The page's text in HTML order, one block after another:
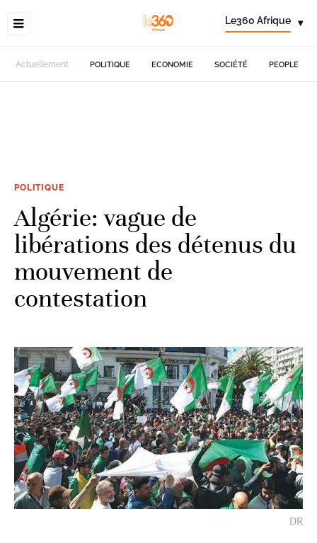
Le360 Afrique ▾
Actuellement POLITIQUE ECONOMIE SOCIÉTÉ PEOPLE
POLITIQUE
Algérie: vague de
libérations des détenus du
mouvement de
contestation
DR